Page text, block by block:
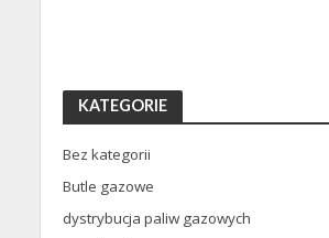
KATEGORIE
Bez kategorii
Butle gazowe
dystrybucja paliw gazowych